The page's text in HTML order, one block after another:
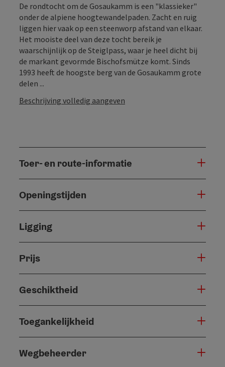
De rondtocht om de Gosaukamm is een "klassieker"
onder de alpiene hoogtewandelpaden. Zacht en ruig
liggen hier vaak op een steenworp afstand van elkaar.
Het mooiste deel van deze tocht bereik je
waarschijnlijk op de Steiglpass, waar je heel dicht bij
de markant gevormde Bischofsmütze komt. Sinds
1993 heeft de hoogste berg van de Gosaukamm grote
delen ...
Beschrijving volledig aangeven
Toer- en route-informatie
Openingstijden
Ligging
Prijs
Geschiktheid
Toegankelijkheid
Wegbeheerder